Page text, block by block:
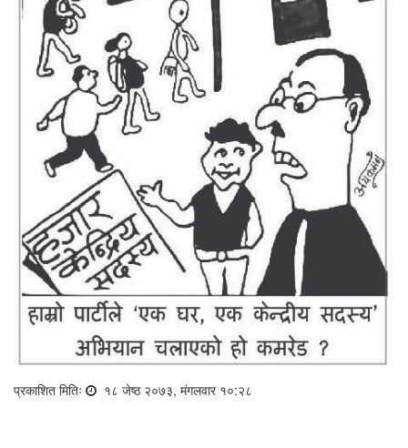
प्रकाशित मितिः १८ जेष्ठ २०७३, मंगलवार १०:२८